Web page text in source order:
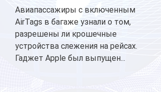
Авиапассажиры с включенным
AirTags в багаже узнали о том,
разрешены ли крошечные
устройства слежения на рейсах.
Гаджет Apple был выпущен...